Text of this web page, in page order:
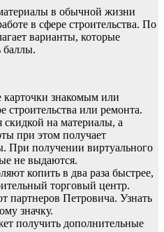
в обычной жизни
в сфере строительства. По
варианты, которые
баллы.
карточки знакомым или
строительства или ремонта.
скидкой на материалы, а
при этом получает
При получении виртуального
не выдаются.
копить в два раза быстрее,
торговый центр.
партнеров Петровича. Узнать
значку.
получить дополнительные